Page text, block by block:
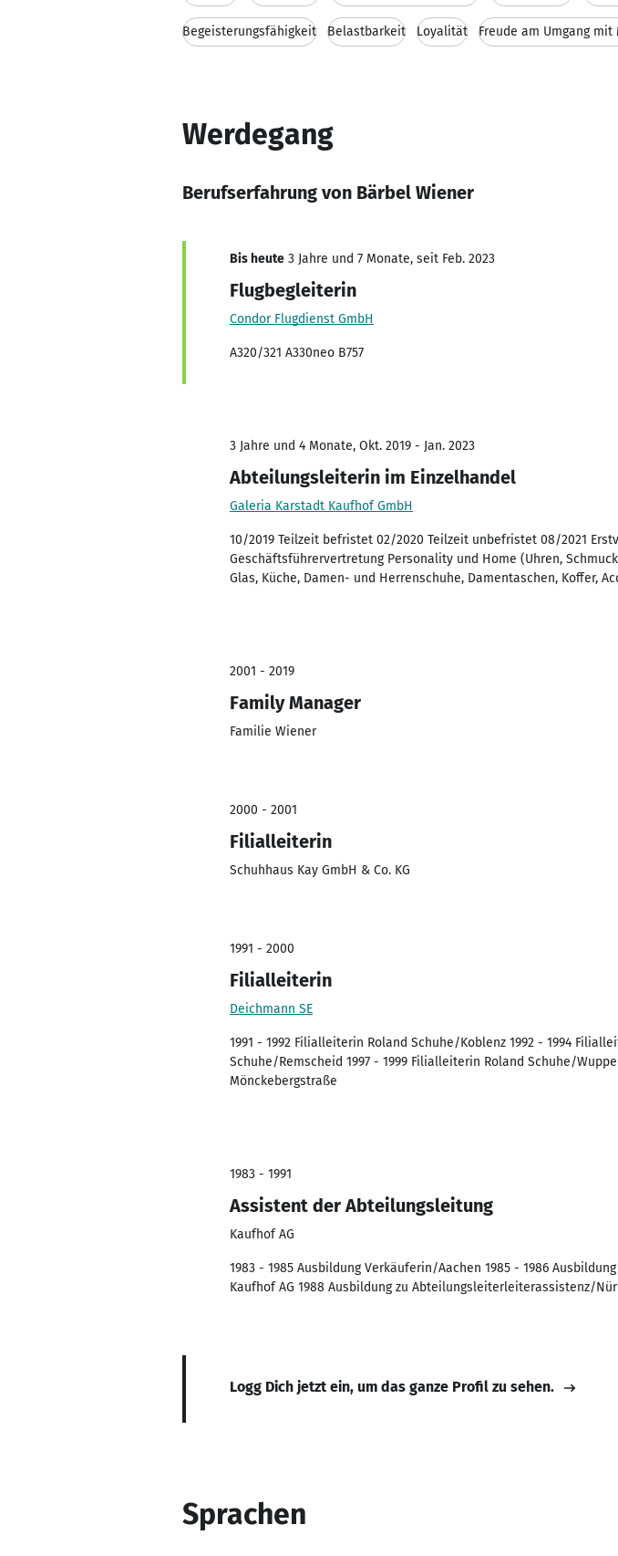
Begeisterungsfähigkeit Belastbarkeit Loyalität Freude am Umgang mit
Werdegang
Berufserfahrung von Bärbel Wiener
Bis heute 3 Jahre und 7 Monate, seit Feb. 2023
Flugbegleiterin
Condor Flugdienst GmbH
A320/321 A330neo B757
3 Jahre und 4 Monate, Okt. 2019 - Jan. 2023
Abteilungsleiterin im Einzelhandel
Galeria Karstadt Kaufhof GmbH
10/2019 Teilzeit befristet 02/2020 Teilzeit unbefristet 08/2021
Geschäftsführervertretung Personality und Home (Uhren,
Glas, Küche, Damen- und Herrenschuhe, Damentaschen, Koffer,
2001 - 2019
Family Manager
Familie Wiener
2000 - 2001
Filialleiterin
Schuhhaus Kay GmbH & Co. KG
1991 - 2000
Filialleiterin
Deichmann SE
1991 - 1992 Filialleiterin Roland Schuhe/Koblenz 1992 - 1994
Schuhe/Remscheid 1997 - 1999 Filialleiterin Roland Schuhe/
Mönckebergstraße
1983 - 1991
Assistent der Abteilungsleitung
Kaufhof AG
1983 - 1985 Ausbildung Verkäuferin/Aachen 1985 - 1986
Kaufhof AG 1988 Ausbildung zu Abteilungsleiterleiterassistenz/
Logg Dich jetzt ein, um das ganze Profil zu sehen.
Sprachen